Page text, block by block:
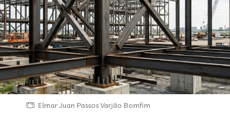
Elmar Juan Passos Varjão Bomfim